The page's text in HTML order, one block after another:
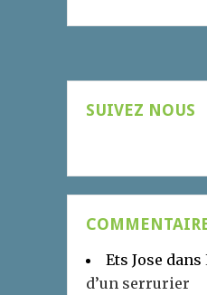
SUIVEZ NOUS
Ets Jose dans
d’un serrurier